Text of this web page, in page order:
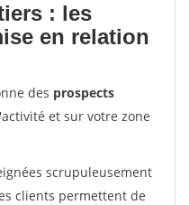
: les
en relation
des prospects
et sur votre zone
scrupuleusement
clients permettent de